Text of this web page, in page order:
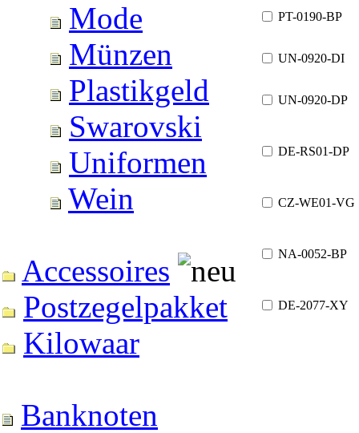
Mode
Münzen
Plastikgeld
Swarovski
Uniformen
Wein
Accessoires
Postzegelpakket
Kilowaar
Banknoten
PT-0190-BP
UN-0920-DI
UN-0920-DP
DE-RS01-DP
CZ-WE01-VG
NA-0052-BP
DE-2077-XY